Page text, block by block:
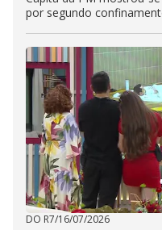
por segundo
DO R7/16/07/2026